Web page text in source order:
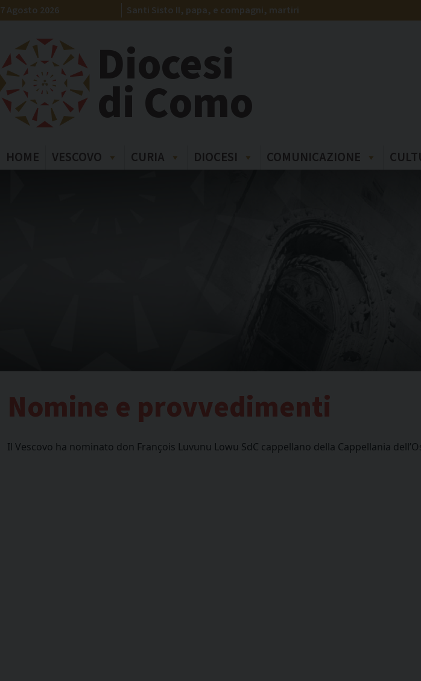
Skip
to
7 Agosto 2026 Santi Sisto II, papa, e compagni, martiri
Diocesi
di Como
HOME VESCOVO CURIA DIOCESI COMUNICAZIONE
Nomine e provvedimenti
Il Vescovo ha nominato don François Luvunu Lowu SdC cappellano della Cappellania